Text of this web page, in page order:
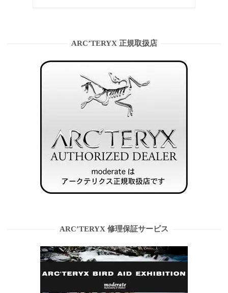
ARC’TERYX 正規取扱店
ARC’TERYX 修理保証サービス